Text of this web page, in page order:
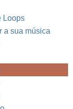
Loops
a sua música